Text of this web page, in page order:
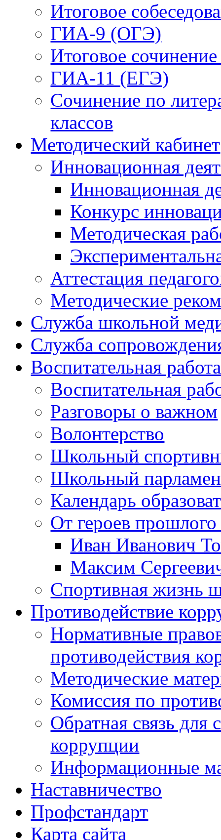
Итоговое
ГИА-9 (ОГЭ)
Итоговое
ГИА-11 (ЕГЭ)
Сочинение по
классов
Методический кабинет
Инновационная
Инновационная
Конкурс
Методическая
Аттестация
Методические
Служба школьной
Служба
Воспитательная работа
Воспитательная
Разговоры о важном
Волонтерство
Школьный
Школьный
Календарь
От героев
Иван Иванович
Максим
Спортивная жизнь
Противодействие
Нормативные
противодействия
Методические
Комиссия по
Обратная связь
коррупции
Информационные
Наставничество
Профстандарт
Карта сайта